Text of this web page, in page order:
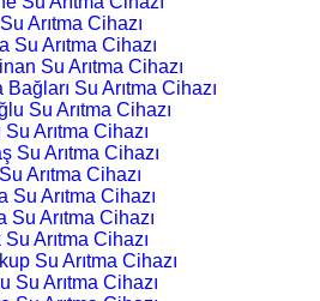
Arıtma Cihazı
Su Arıtma Cihazı
Su Arıtma Cihazı
Bağları Su Arıtma Cihazı
Su Arıtma Cihazı
Su Arıtma Cihazı
Su Arıtma Cihazı
Arıtma Cihazı
Su Arıtma Cihazı
Su Arıtma Cihazı
Arıtma Cihazı
Su Arıtma Cihazı
Su Arıtma Cihazı